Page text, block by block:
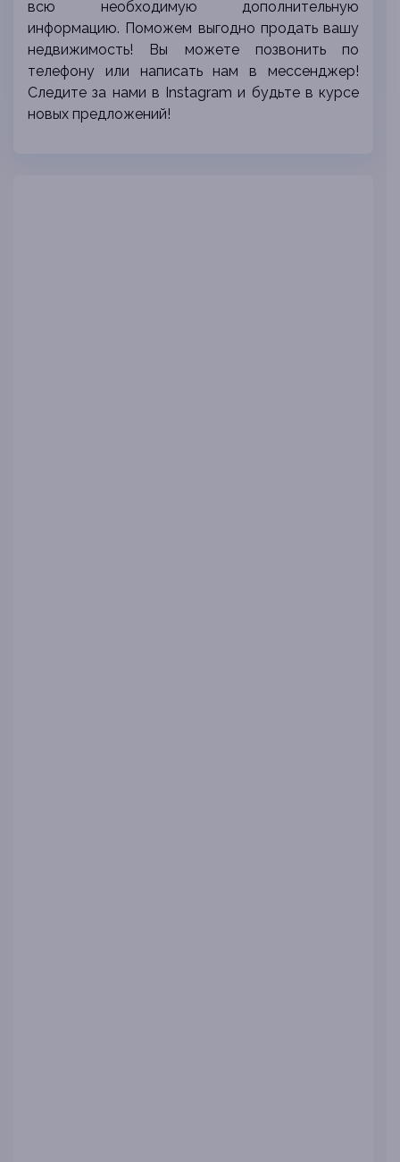
всю необходимую дополнительную
информацию. Поможем выгодно продать вашу
недвижимость! Вы можете позвонить по
телефону или написать нам в мессенджер!
Следите за нами в Instagram и будьте в курсе
новых предложений!